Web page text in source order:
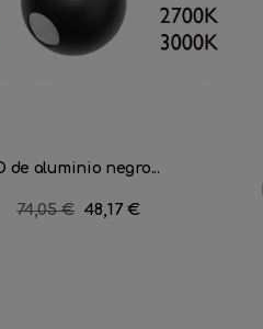
de aluminio negro...
Precio
74,05 € Precio
48,17 €